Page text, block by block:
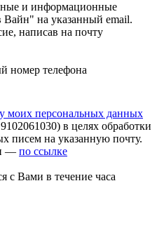
и информационные
на указанный email.
написав на почту
номер телефона
моих персональных данных
в целях обработки
писем на указанную почту.
— по ссылке
с Вами в течение часа